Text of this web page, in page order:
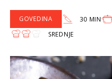
GOVEDINA 30 MIN
SREDNJE